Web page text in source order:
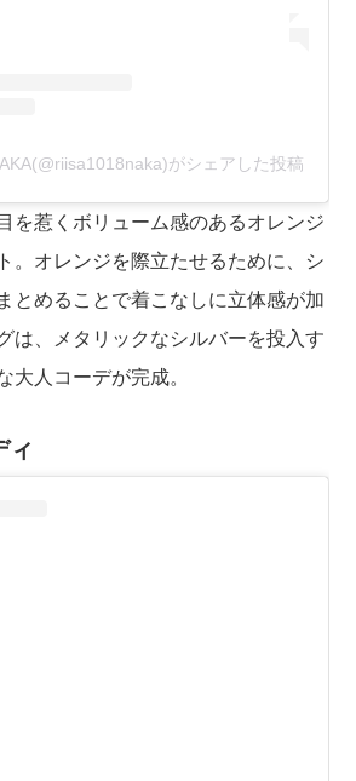
がシェアした投稿
を惹くボリューム感のあるオレンジ
。オレンジを際立たせるために、シ
とめることで着こなしに立体感が加
は、メタリックなシルバーを投入す
大人コーデが完成。
ィ